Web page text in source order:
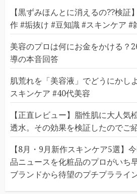
【黒ずみほんとに消えるの??検証
作 #垢抜け #豆知識 #スキンケア #
美容のプロは何にお金をかける？
導の本音回答
肌荒れを「美容液」でどうにかし
スキンケア #40代美容
【正直レビュー】脂性肌に大人気
透水。その効果を検証したのでご
【8月・9月新作スキンケア5選】
品ニュースを化粧品のプロがいち
ブランドから待望のプチプラライ